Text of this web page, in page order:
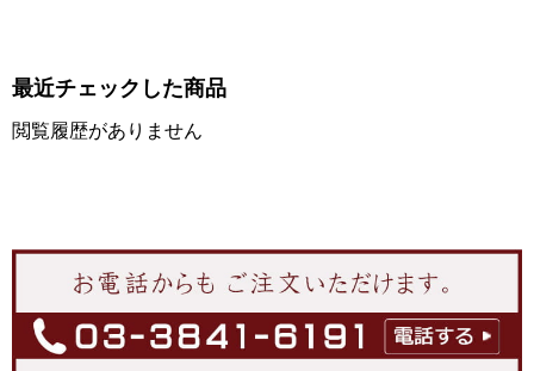
最近チェックした商品
閲覧履歴がありません